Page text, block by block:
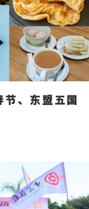
、东盟五国